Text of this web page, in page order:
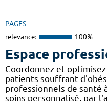
PAGES
relevance: 100%
Espace
Coordonnez et
patients souffrant
professionnels de santé
soins personnalisé, par